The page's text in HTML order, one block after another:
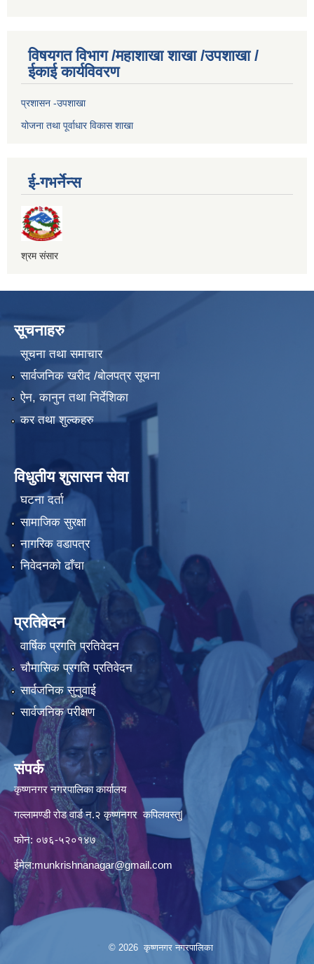
विषयगत विभाग /महाशाखा शाखा /उपशाखा /
ईकाई कार्यविवरण
प्रशासन -उपशाखा
योजना तथा पूर्वाधार विकास शाखा
ई-गभर्नेन्स
श्रम संसार
सूचनाहरु
सूचना तथा समाचार
सार्वजनिक खरीद /बोलपत्र सूचना
ऐन, कानुन तथा निर्देशिका
कर तथा शुल्कहरु
विधुतीय शुसासन सेवा
घटना दर्ता
सामाजिक सुरक्षा
नागरिक वडापत्र
निवेदनको ढाँचा
प्रतिवेदन
वार्षिक प्रगति प्रतिवेदन
चौमासिक प्रगति प्रतिवेदन
सार्वजनिक सुनुवाई
सार्वजनिक परीक्षण
संपर्क
कृष्णनगर नगरपालिका कार्यालय
गल्लामण्डी रोड वार्ड न.२ कृष्णनगर कपिलवस्तु|
फोन: ०७६-५२०१४७
ईमेल:munkrishnanagar@gmail.com
© 2026 कृष्णनगर नगरपालिका